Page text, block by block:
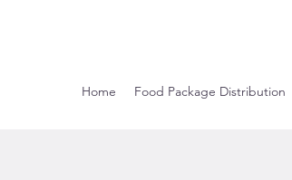
Home Food Package Distribution